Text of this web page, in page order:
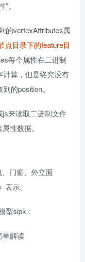
。
的vertexAttributes属
点目录下的feature目
每个属性在二进制
计算，但是终究没有
的position。
js来读取二进制文件
性数据。
门窗、外立面
示。
型slpk：